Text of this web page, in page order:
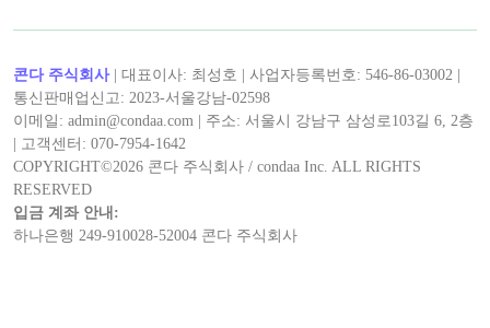
< 캡틴후크 >의 최신 콘텐츠!